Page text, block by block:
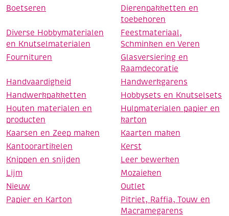
Boetseren
Dierenpakketten en
toebehoren
Diverse Hobbymaterialen
en Knutselmaterialen
Feestmateriaal,
Schminken en Veren
Fournituren
Glasversiering en
Raamdecoratie
Handvaardigheid
Handwerkgarens
Handwerkpakketten
Hobbysets en Knutselsets
Houten materialen en
producten
Hulpmaterialen papier en
karton
Kaarsen en Zeep maken
Kaarten maken
Kantoorartikelen
Kerst
Knippen en snijden
Leer bewerken
Lijm
Mozaieken
Nieuw
Outlet
Papier en Karton
Pitriet, Raffia, Touw en
Macramegarens